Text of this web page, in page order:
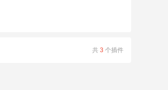
共 3 个插件